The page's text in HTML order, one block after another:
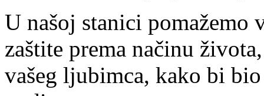
U našoj stanici pomažemo
zaštite prema načinu
vašeg ljubimca, kako bi